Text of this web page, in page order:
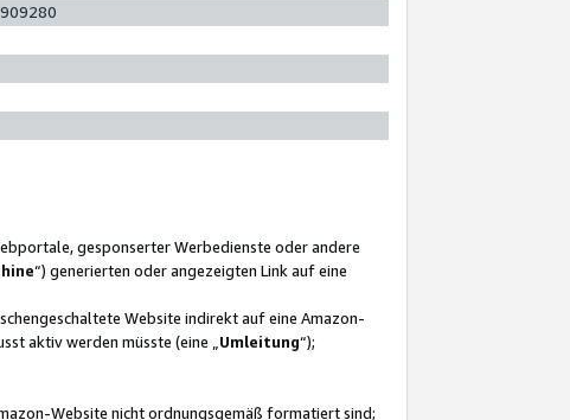
gesponserter Werbedienste oder andere
“) generierten oder angezeigten Link auf eine
Website indirekt auf eine Amazon-
aktiv werden müsste (eine „ Umleitung“);
Website nicht ordnungsgemäß formatiert sind;